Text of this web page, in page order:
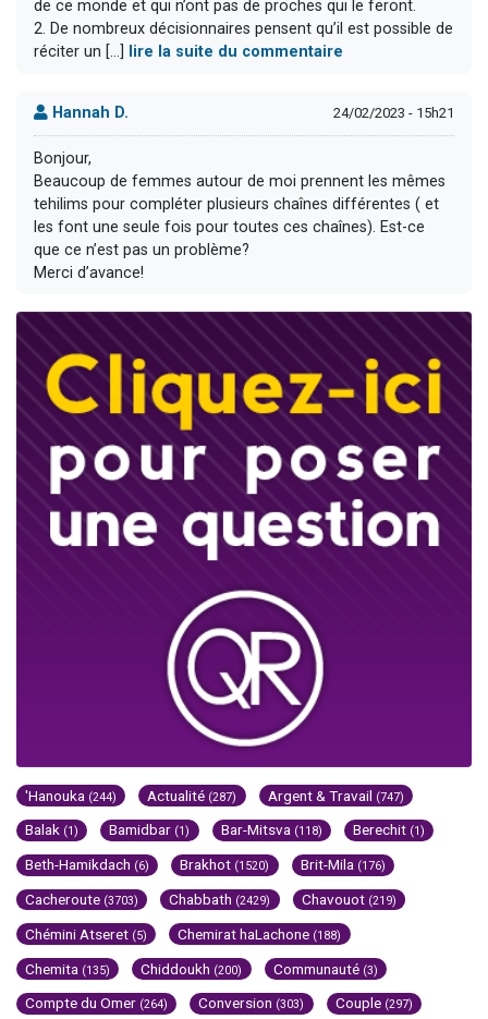
de ce monde et qui n’ont pas de proches qui le feront.
2. De nombreux décisionnaires pensent qu’il est possible de
réciter un [...]
lire la suite du commentaire
Hannah D. 24/02/2023 - 15h21
Bonjour,
Beaucoup de femmes autour de moi prennent les mêmes
tehilims pour compléter plusieurs chaînes différentes ( et
les font une seule fois pour toutes ces chaînes). Est-ce
que ce n’est pas un problème?
Merci d’avance!
'Hanouka (244) Actualité (287) Argent & Travail (747)
Balak (1) Bamidbar (1) Bar-Mitsva (118) Berechit (1)
Beth-Hamikdach (6) Brakhot (1520) Brit-Mila (176)
Cacheroute (3703) Chabbath (2429) Chavouot (219)
Chémini Atseret (5) Chemirat haLachone (188)
Chemita (135) Chiddoukh (200) Communauté (3)
Compte du Omer (264) Conversion (303) Couple (297)